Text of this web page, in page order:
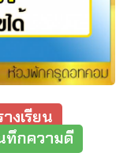
งเรียน
ทึกความดี